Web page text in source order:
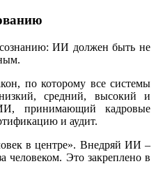
ИИ должен быть не
по которому все системы
средний, высокий и
принимающий кадровые
и аудит.
в центре». Внедряй ИИ –
человеком. Это закреплено в